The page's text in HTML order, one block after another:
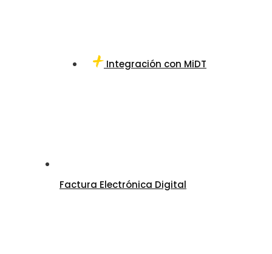
Integración con MiDT
Factura Electrónica Digital